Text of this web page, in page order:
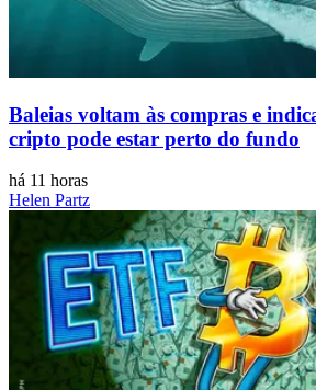
Baleias voltam às compras e
cripto pode estar perto do fundo
há 11 horas
Helen Partz